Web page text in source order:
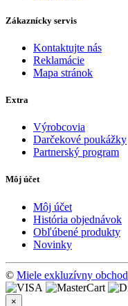
Zákaznícky servis
Kontaktujte nás
Reklamácie
Mapa stránok
Extra
Výrobcovia
Darčekové poukážky
Partnerský program
Môj účet
Môj účet
História objednávok
Obľúbené produkty
Novinky
© Miele exkluzívny obchod
×